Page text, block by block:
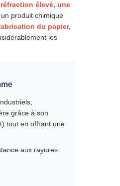
élevé, une
produit chimique
du papier,
les
grâce à son
tout en offrant une
aux rayures